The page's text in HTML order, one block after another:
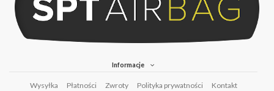
Informacje
Wysyłka Płatności Zwroty Polityka prywatności Kontakt